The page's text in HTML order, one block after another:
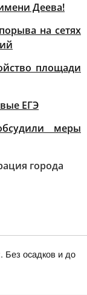
Деева!
на сетях
площади
ЕГЭ
меры
города
Без осадков и до